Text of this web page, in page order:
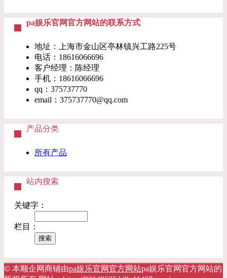
pa娱乐官网官方网站的联系方式
地址：上海市金山区亭林镇兴工路225号
电话：18616066696
客户经理：陈经理
手机：18616066696
qq：375737770
email： 375737770@qq.com
产品分类
所有产品
站内搜索
关键字：
栏目：
© 本顺企网商铺由pa娱乐官网官方网站pa娱乐官网官方网站的